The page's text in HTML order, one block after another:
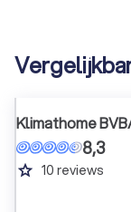
Klimathome
8,3
grade 10 reviews